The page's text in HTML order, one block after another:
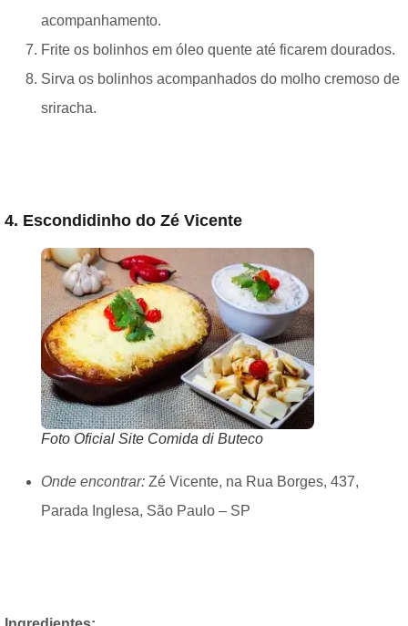
acompanhamento.
Frite os bolinhos em óleo quente até ficarem dourados.
Sirva os bolinhos acompanhados do molho cremoso de
sriracha.
4. Escondidinho do Zé Vicente
Foto Oficial Site Comida di Buteco
Onde encontrar: Zé Vicente, na Rua Borges, 437,
Parada Inglesa, São Paulo – SP